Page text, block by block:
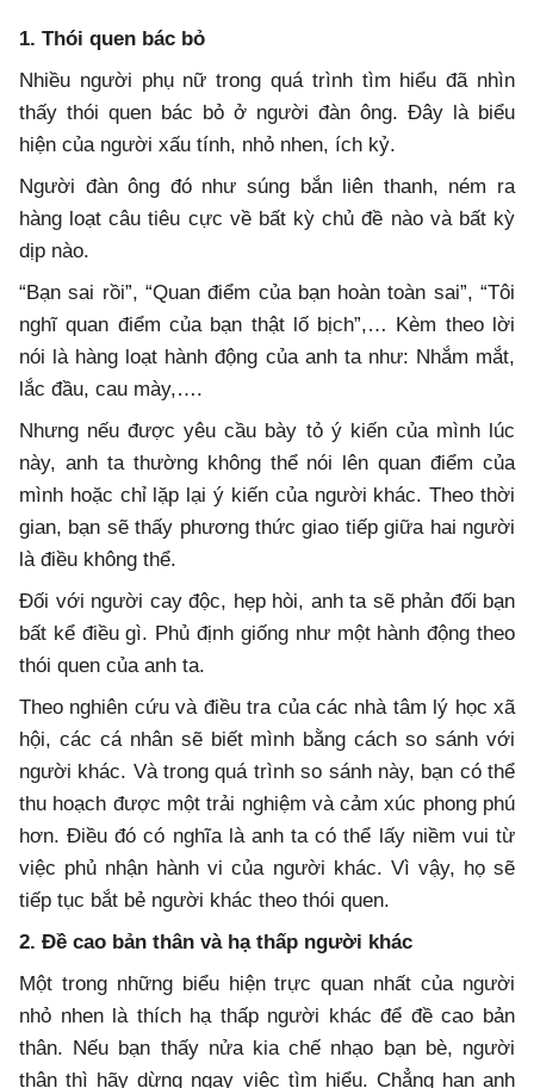
1. Thói quen bác bỏ
Nhiều người phụ nữ trong quá trình tìm hiểu đã nhìn
thấy thói quen bác bỏ ở người đàn ông. Đây là biểu
hiện của người xấu tính, nhỏ nhen, ích kỷ.
Người đàn ông đó như súng bắn liên thanh, ném ra
hàng loạt câu tiêu cực về bất kỳ chủ đề nào và bất kỳ
dịp nào.
“Bạn sai rồi”, “Quan điểm của bạn hoàn toàn sai”, “Tôi
nghĩ quan điểm của bạn thật lố bịch”,… Kèm theo lời
nói là hàng loạt hành động của anh ta như: Nhắm mắt,
lắc đầu, cau mày,….
Nhưng nếu được yêu cầu bày tỏ ý kiến của mình lúc
này, anh ta thường không thể nói lên quan điểm của
mình hoặc chỉ lặp lại ý kiến của người khác. Theo thời
gian, bạn sẽ thấy phương thức giao tiếp giữa hai người
là điều không thể.
Đối với người cay độc, hẹp hòi, anh ta sẽ phản đối bạn
bất kể điều gì. Phủ định giống như một hành động theo
thói quen của anh ta.
Theo nghiên cứu và điều tra của các nhà tâm lý học xã
hội, các cá nhân sẽ biết mình bằng cách so sánh với
người khác. Và trong quá trình so sánh này, bạn có thể
thu hoạch được một trải nghiệm và cảm xúc phong phú
hơn. Điều đó có nghĩa là anh ta có thể lấy niềm vui từ
việc phủ nhận hành vi của người khác. Vì vậy, họ sẽ
tiếp tục bắt bẻ người khác theo thói quen.
2. Đề cao bản thân và hạ thấp người khác
Một trong những biểu hiện trực quan nhất của người
nhỏ nhen là thích hạ thấp người khác để đề cao bản
thân. Nếu bạn thấy nửa kia chế nhạo bạn bè, người
thân thì hãy dừng ngay việc tìm hiểu. Chẳng hạn anh